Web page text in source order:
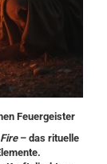
Feuergeister
– das rituelle